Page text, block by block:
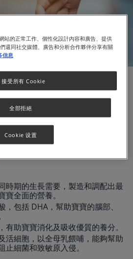
世界衞生組織建議寶寶出生最初
個月大，便須逐漸添加固體食
要，並繼續餵哺母乳至兩歲或以
時期的生長需要，製造和調配出最
全面的營養。
，包括 DHA，幫助寶寶的腦部、
有助寶寶消化及吸收優質的養分。
活細胞，以全母乳餵哺，能夠幫助
細菌和致敏原入侵。
站的正常工作、個性化設計內容和廣告、提供
還同社交媒體、廣告和分析合作夥伴分享有關
信息
全部拒絕
接受所有 Cookie
Cookie 设置